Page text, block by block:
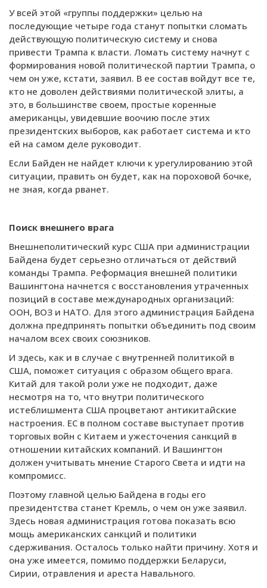
У всей этой «группы поддержки» целью на
последующие четыре года станут попытки сломать
действующую политическую систему и снова
привести Трампа к власти. Ломать систему начнут с
формирования новой политической партии Трампа, о
чем он уже, кстати, заявил. В ее состав войдут все те,
кто не доволен действиями политической элиты, а
это, в большинстве своем, простые коренные
американцы, увидевшие воочию после этих
президентских выборов, как работает система и кто
ей на самом деле руководит.
Если Байден не найдет ключи к урегулированию этой
ситуации, править он будет, как на пороховой бочке,
не зная, когда рванет.
Поиск внешнего врага
Внешнеполитический курс США при администрации
Байдена будет серьезно отличаться от действий
команды Трампа. Реформация внешней политики
Вашингтона начнется с восстановления утраченных
позиций в составе международных организаций:
ООН, ВОЗ и НАТО. Для этого администрация Байдена
должна предпринять попытки объединить под своим
началом всех своих союзников.
И здесь, как и в случае с внутренней политикой в
США, поможет ситуация с образом общего врага.
Китай для такой роли уже не подходит, даже
несмотря на то, что внутри политического
истеблишмента США процветают антикитайские
настроения. ЕС в полном составе выступает против
торговых войн с Китаем и ужесточения санкций в
отношении китайских компаний. И Вашингтон
должен учитывать мнение Старого Света и идти на
компромисс.
Поэтому главной целью Байдена в годы его
президентства станет Кремль, о чем он уже заявил.
Здесь новая администрация готова показать всю
мощь американских санкций и политики
сдерживания. Осталось только найти причину. Хотя и
она уже имеется, помимо поддержки Беларуси,
Сирии, отравления и ареста Навального.